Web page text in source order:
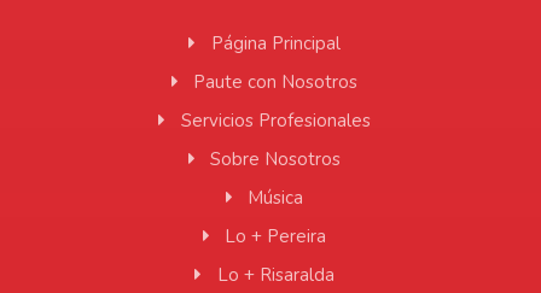
Página Principal
Paute con Nosotros
Servicios Profesionales
Sobre Nosotros
Música
Lo + Pereira
Lo + Risaralda